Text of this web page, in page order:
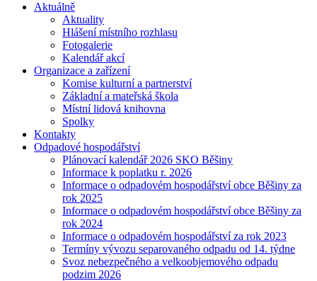
Aktuálně
Aktuality
Hlášení místního rozhlasu
Fotogalerie
Kalendář akcí
Organizace a zařízení
Komise kulturní a partnerství
Základní a mateřská škola
Místní lidová knihovna
Spolky
Kontakty
Odpadové hospodářství
Plánovací kalendář 2026 SKO Běšiny
Informace k poplatku r. 2026
Informace o odpadovém hospodářství obce Běšiny za
rok 2025
Informace o odpadovém hospodářství obce Běšiny za
rok 2024
Informace o odpadovém hospodářství za rok 2023
Termíny vývozu separovaného odpadu od 14. týdne
Svoz nebezpečného a velkoobjemového odpadu
podzim 2026